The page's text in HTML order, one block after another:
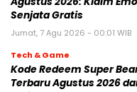
Senjata Gratis
Jumat, 7 Agu 2026 - 00:01 WIB
Tech & Game
Kode Redeem Super
Terbaru Agustus 2026